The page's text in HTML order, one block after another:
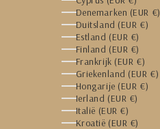
Denemarken (EUR €)
Duitsland (EUR €)
Estland (EUR €)
Finland (EUR €)
Frankrijk (EUR €)
Griekenland (EUR €)
Hongarije (EUR €)
Ierland (EUR €)
Italië (EUR €)
Kroatië (EUR €)